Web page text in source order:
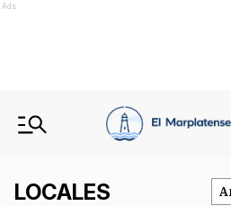
Ads
LOCALES